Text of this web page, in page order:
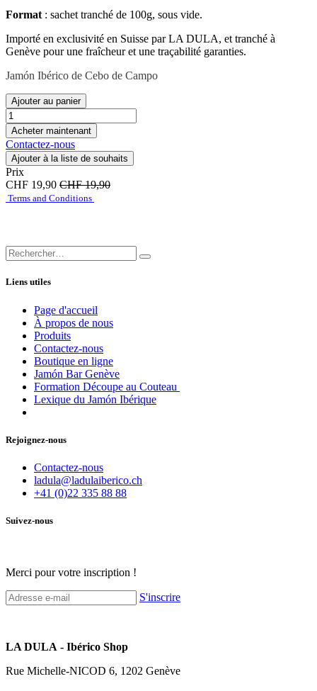
Format : sachet tranché de 100g, sous vide.
Importé en exclusivité en Suisse par LA DULA, et tranché à
Genève pour une fraîcheur et une traçabilité garanties.
Jamón Ibérico de Cebo de Campo
Ajouter au panier
Acheter maintenant
Contactez-nous
Ajouter à la liste de souhaits
Prix
CHF 19,90 CHF19,90
Terms and Conditions
Liens utiles
Page d'accueil
À propos de nous
Produits
Contactez-nous
Boutique en ligne
Jamón Bar Genève
Formation Découpe au Couteau
Lexique du Jamón Ibérique
Rejoignez-nous
Contactez-nous
ladula@ladulaiberico.ch
+41 (0)22 335 88 88
Suivez-nous
Merci pour votre inscription !
S'inscrire
LA DULA - Ibérico Shop
Rue Michelle-NICOD 6, 1202 Genève